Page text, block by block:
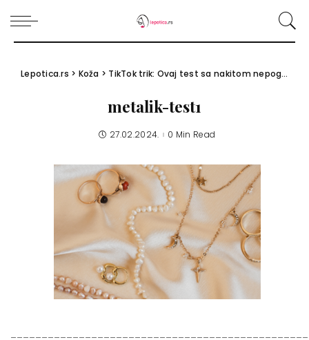
Lepotica.rs > Koža > TikTok trik: Ovaj test sa nakitom nepogrešivo otkriva vaš podton kože
metalik-test1
27.02.2024. 0 Min Read